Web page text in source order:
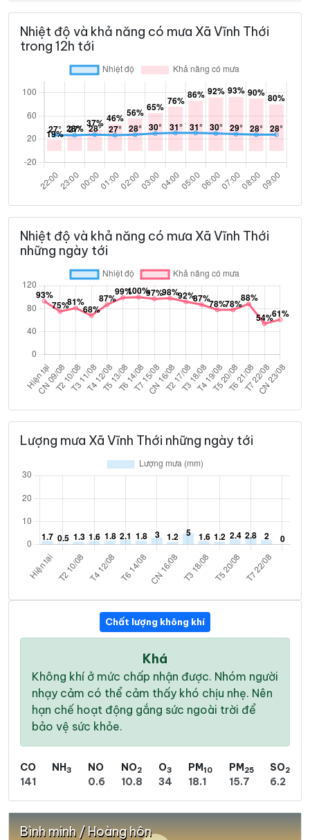
Nhiệt độ và khả năng có mưa Xã Vĩnh Thới
trong 12h tới
Nhiệt độ và khả năng có mưa Xã Vĩnh Thới
những ngày tới
Lượng mưa Xã Vĩnh Thới những ngày tới
Chất lượng không khí
Khá
Không khí ở mức chấp nhận được. Nhóm người
nhạy cảm có thể cảm thấy khó chịu nhẹ. Nên
hạn chế hoạt động gắng sức ngoài trời để
bảo vệ sức khỏe.
CO
141
NH3
NO
0.6
NO2
10.8
O3
34
PM10
18.1
PM25
15.7
SO2
6.2
Bình minh / Hoàng hôn